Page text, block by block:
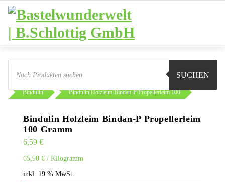
Zum
Inhalt
springen
Products
search
SUCHEN
Sie sind hier: Shop
Klebstoffe
Bindulin
Bindulin Holzleim Bindan-P Propellerleim 100
Bindulin Holzleim Bindan-P Propellerleim
100 Gramm
6,59 €
65,90 € / Kilogramm
inkl. 19 % MwSt.